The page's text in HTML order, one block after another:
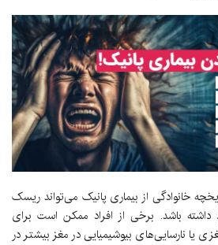
خانوادگی از بیماری پانیک می‌تواند ریسک
داشته باشد. برخی از افراد ممکن است برای
یا نارسایی‌های بیوشیمیایی در مغز بیشتر در